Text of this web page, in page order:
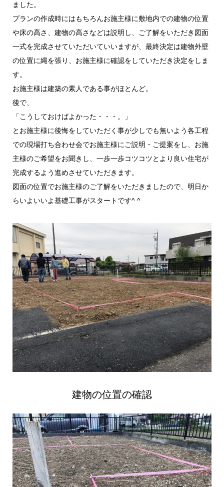
ました。
プランの作成時にはもちろんお施主様に敷地内での建物の位置
や床の高さ、建物の高さなどは説明し、ご了解をいただき図面
一式を完成させていただいていいますが、最終決定は建物外壁
の位置に縄を張り、お施主様に確認をしていただき決定をしま
す。
お施主様は建築の素人である事がほとんど。
後で、
「こうしておけばよかった・・・。」
とお施主様に後悔をしていただく事が少しでも無いよう各工程
での現場打ち合わせ会でお施主様にご説明・ご提案をし、お施
主様のご希望をお聞きし、一歩一歩コツコツとより良い住宅が
完成するよう進めさせていただきます。
図面の位置でお施主様のご了解をいただきましたので、明日か
らいよいいよ基礎工事がスタートです^ ^
建物の位置の確認